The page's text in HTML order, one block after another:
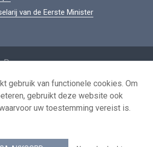
van de Eerste Minister
Persoonsgegevens
voor het hergebruik
Contacteer ons
gebruik van functionele cookies. Om
gebruikt deze website ook
uw toestemming vereist is.